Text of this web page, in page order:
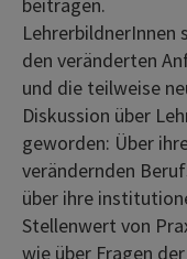
LehrerbildnerInnen
den veränderten
und die teilweise
Diskussion über
geworden: Über
verändernden
über ihre
Stellenwert von
wie über Fragen